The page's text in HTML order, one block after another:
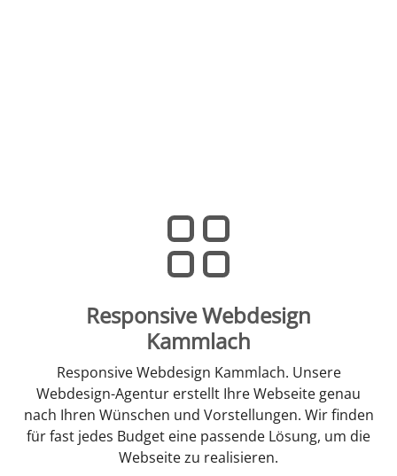
Responsive Webdesign
Kammlach
Responsive Webdesign Kammlach. Unsere
Webdesign-Agentur erstellt Ihre Webseite genau
nach Ihren Wünschen und Vorstellungen. Wir finden
für fast jedes Budget eine passende Lösung, um die
Webseite zu realisieren.